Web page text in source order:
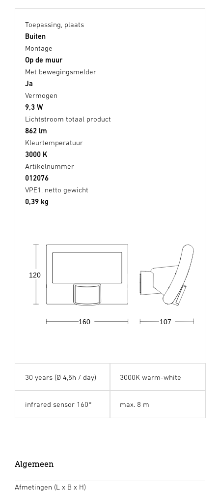
Toepassing, plaats
Buiten
Montage
Op de muur
Met bewegingsmelder
Ja
Vermogen
9,3 W
Lichtstroom totaal product
862 lm
Kleurtemperatuur
3000 K
Artikelnummer
012076
VPE1, netto gewicht
0,39 kg
160 107
120
30 years (Ø 4,5h / day) 3000K warm-white
infrared sensor 160° max. 8 m
Algemeen
Afmetingen (L x B x H)